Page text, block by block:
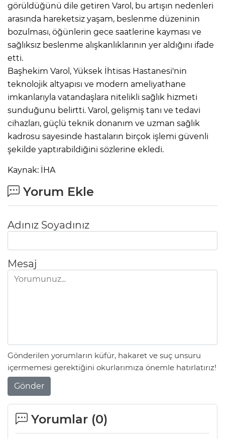
görüldüğünü dile getiren Varol, bu artışın nedenleri
arasında hareketsiz yaşam, beslenme düzeninin
bozulması, öğünlerin gece saatlerine kayması ve
sağlıksız beslenme alışkanlıklarının yer aldığını ifade
etti.
Başhekim Varol, Yüksek İhtisas Hastanesi'nin
teknolojik altyapısı ve modern ameliyathane
imkanlarıyla vatandaşlara nitelikli sağlık hizmeti
sunduğunu belirtti. Varol, gelişmiş tanı ve tedavi
cihazları, güçlü teknik donanım ve uzman sağlık
kadrosu sayesinde hastaların birçok işlemi güvenli
şekilde yaptırabildiğini sözlerine ekledi.
Kaynak: İHA
Yorum Ekle
Adınız Soyadınız
Mesaj
Gönderilen yorumların küfür, hakaret ve suç unsuru
içermemesi gerektiğini okurlarımıza önemle hatırlatırız!
Gönder
Yorumlar (0)